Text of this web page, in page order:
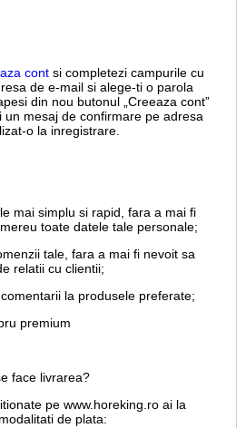
cont si completezi campurile cu
de e-mail si alege-ti o parola
din nou butonul „Creeaza cont”
un mesaj de confirmare pe adresa
o la inregistrare.
mai simplu si rapid, fara a mai fi
toate datele tale personale;
tale, fara a mai fi nevoit sa
relatii cu clientii;
la produsele preferate;
premium
face livrarea?
pe www.horeking.ro ai la
de plata: